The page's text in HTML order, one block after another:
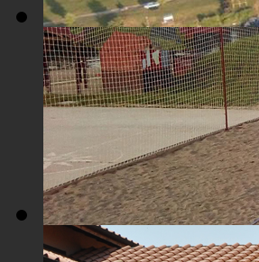
Плажа "Топољар" - Поглед из
Плажа "Топољар" - Терени на